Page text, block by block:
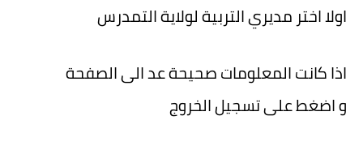
اولااختر مديري التربية لولاية التمدرس
اذا كانت المعلومات صحيحة عد الى الصفحة
واضغط على تسجيل الخروج